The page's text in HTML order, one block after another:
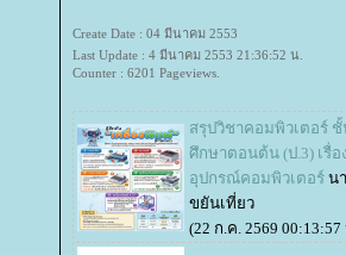
Create Date : 04 มีนาคม 2553
Last Update : 4 มีนาคม 2553 21:36:52 น.
Counter : 6201 Pageviews.
สรุปวิชาคอมพิวเตอร์
ศึกษาตอนต้น (ป.3) เรื่อ
อุปกรณ์คอมพิวเตอร์ น
ขยันเที่ยว
(22 ก.ค. 2569 00:13:57